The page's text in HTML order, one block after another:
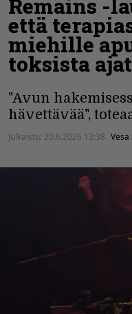
Remains -
että
miehille
toksista
"Avun
hävettävää",
Julkaistu: 20.6.2026 13:38 Vesa